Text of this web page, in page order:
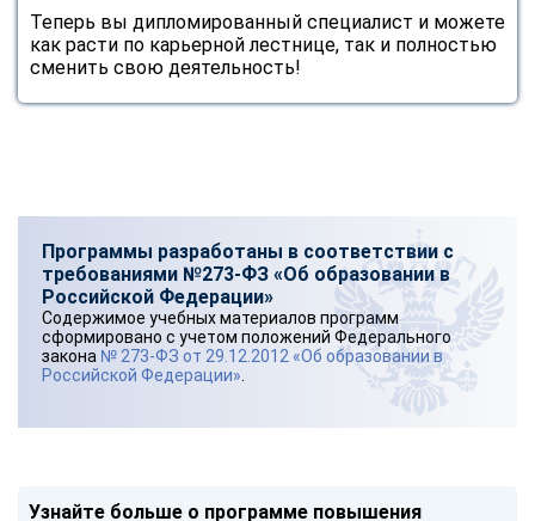
Теперь вы дипломированный специалист и можете
как расти по карьерной лестнице, так и полностью
сменить свою деятельность!
Программы разработаны в соответствии с
требованиями №273-ФЗ «Об образовании в
Российской Федерации»
Содержимое учебных материалов программ
сформировано с учетом положений Федерального
закона № 273-ФЗ от 29.12.2012 «Об образовании в
Российской Федерации»
Узнайте больше о программе повышения